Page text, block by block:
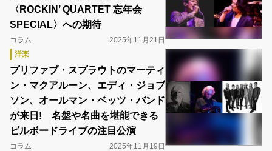
〈ROCKIN’ QUARTET 忘年会
SPECIAL〉への期待
コラム
2025年11月21日
洋楽
プリファブ・スプラウトのマーティ
ン・マクアルーン、エディ・ジョブ
ソン、オールマン・ベッツ・バンド
が来日! 名盤や名曲を堪能できる
ビルボードライブの注目公演
コラム
2025年11月19日